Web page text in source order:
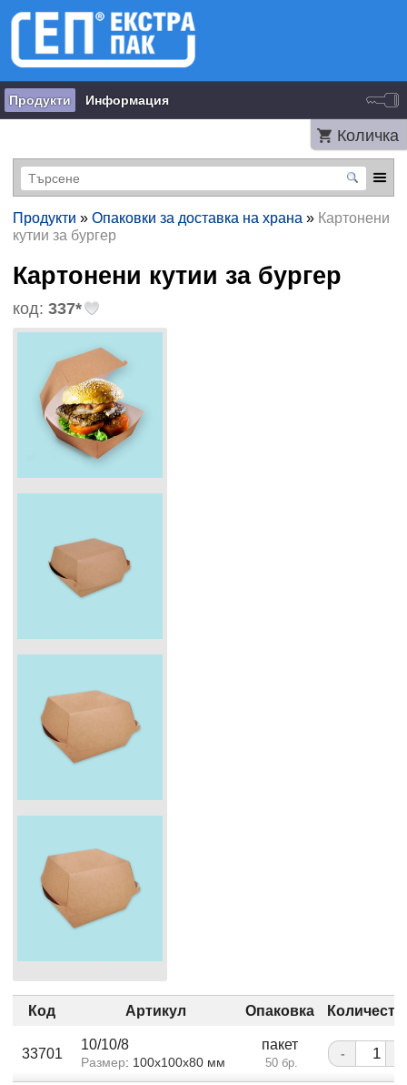
Продукти Информация
Количка
Продукти » Опаковки за доставка на храна » Картонени
кутии за бургер
Картонени кутии за бургер
код: 337*
Код Артикул Опаковка
33701
10/10/8
Размер: 100x100x80 мм
пакет
50 бр.
-